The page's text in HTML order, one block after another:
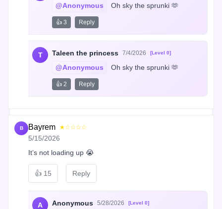
@Anonymous Oh sky the sprunki 🫶
👍 3 Reply
T Taleen the princess 7/4/2026 [Level 0]
@Anonymous Oh sky the sprunki 🫶
👍 2 Reply
B Bayrem ★☆☆☆☆
5/15/2026
It’s not loading up 😭
👍 15 Reply
A Anonymous 5/28/2026 [Level 0]